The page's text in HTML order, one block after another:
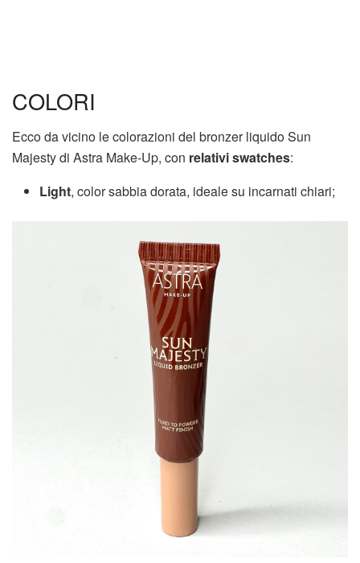
COLORI
Ecco da vicino le colorazioni del bronzer liquido Sun
Majesty di Astra Make-Up, con relativi swatches:
Light, color sabbia dorata, ideale su incarnati chiari;